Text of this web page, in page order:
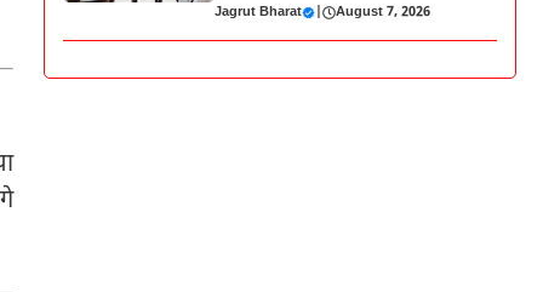
Jagrut Bharat | August 7, 2026